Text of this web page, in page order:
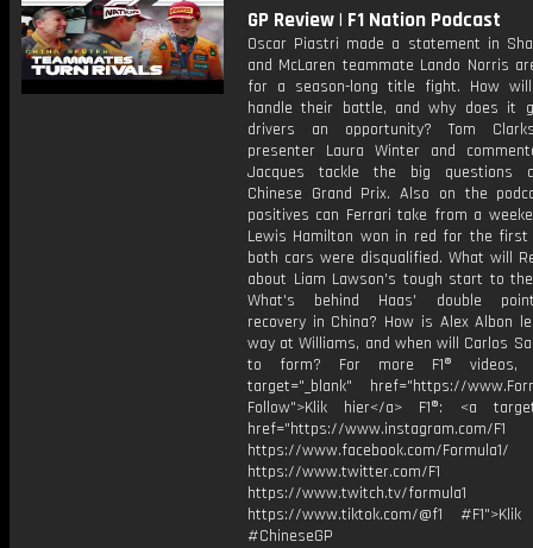
GP Review | F1 Nation Podcast
Oscar Piastri made a statement in
and McLaren teammate Lando Norris
for a season-long title fight. How will
handle their battle, and why does it
drivers an opportunity? Tom
presenter Laura Winter and
Jacques tackle the big questions
Chinese Grand Prix. Also on the
positives can Ferrari take from a
Lewis Hamilton won in red for the
both cars were disqualified. What will
about Liam Lawson's tough start to
What's behind Haas' double
recovery in China? How is Alex Albon
way at Williams, and when will Carlos
to form? For more F1® videos,
target="_blank" href="https://
Follow">Klik hier</a> F1®: <a
href="https://www.instagram.com/F1
https://www.facebook.com/Formula1/
https://www.twitter.com/F1
https://www.twitch.tv/formula1
https://www.tiktok.com/@f1
#ChineseGP